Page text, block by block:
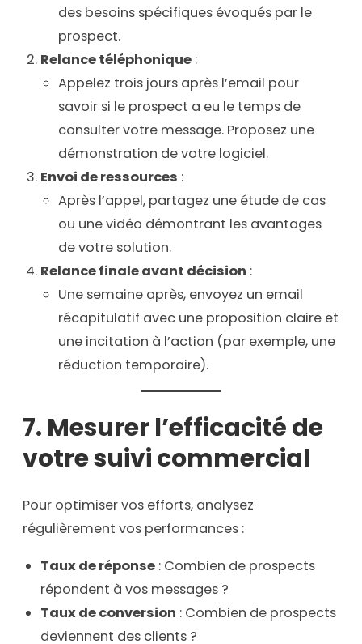
des besoins spécifiques évoqués par le
prospect.
Relance téléphonique :
Appelez trois jours après l’email pour
savoir si le prospect a eu le temps de
consulter votre message. Proposez une
démonstration de votre logiciel.
Envoi de ressources :
Après l’appel, partagez une étude de cas
ou une vidéo démontrant les avantages
de votre solution.
Relance finale avant décision :
Une semaine après, envoyez un email
récapitulatif avec une proposition claire et
une incitation à l’action (par exemple, une
réduction temporaire).
7. Mesurer l’efficacité de
votre suivi commercial
Pour optimiser vos efforts, analysez
régulièrement vos performances :
Taux de réponse : Combien de prospects
répondent à vos messages ?
Taux de conversion : Combien de prospects
deviennent des clients ?